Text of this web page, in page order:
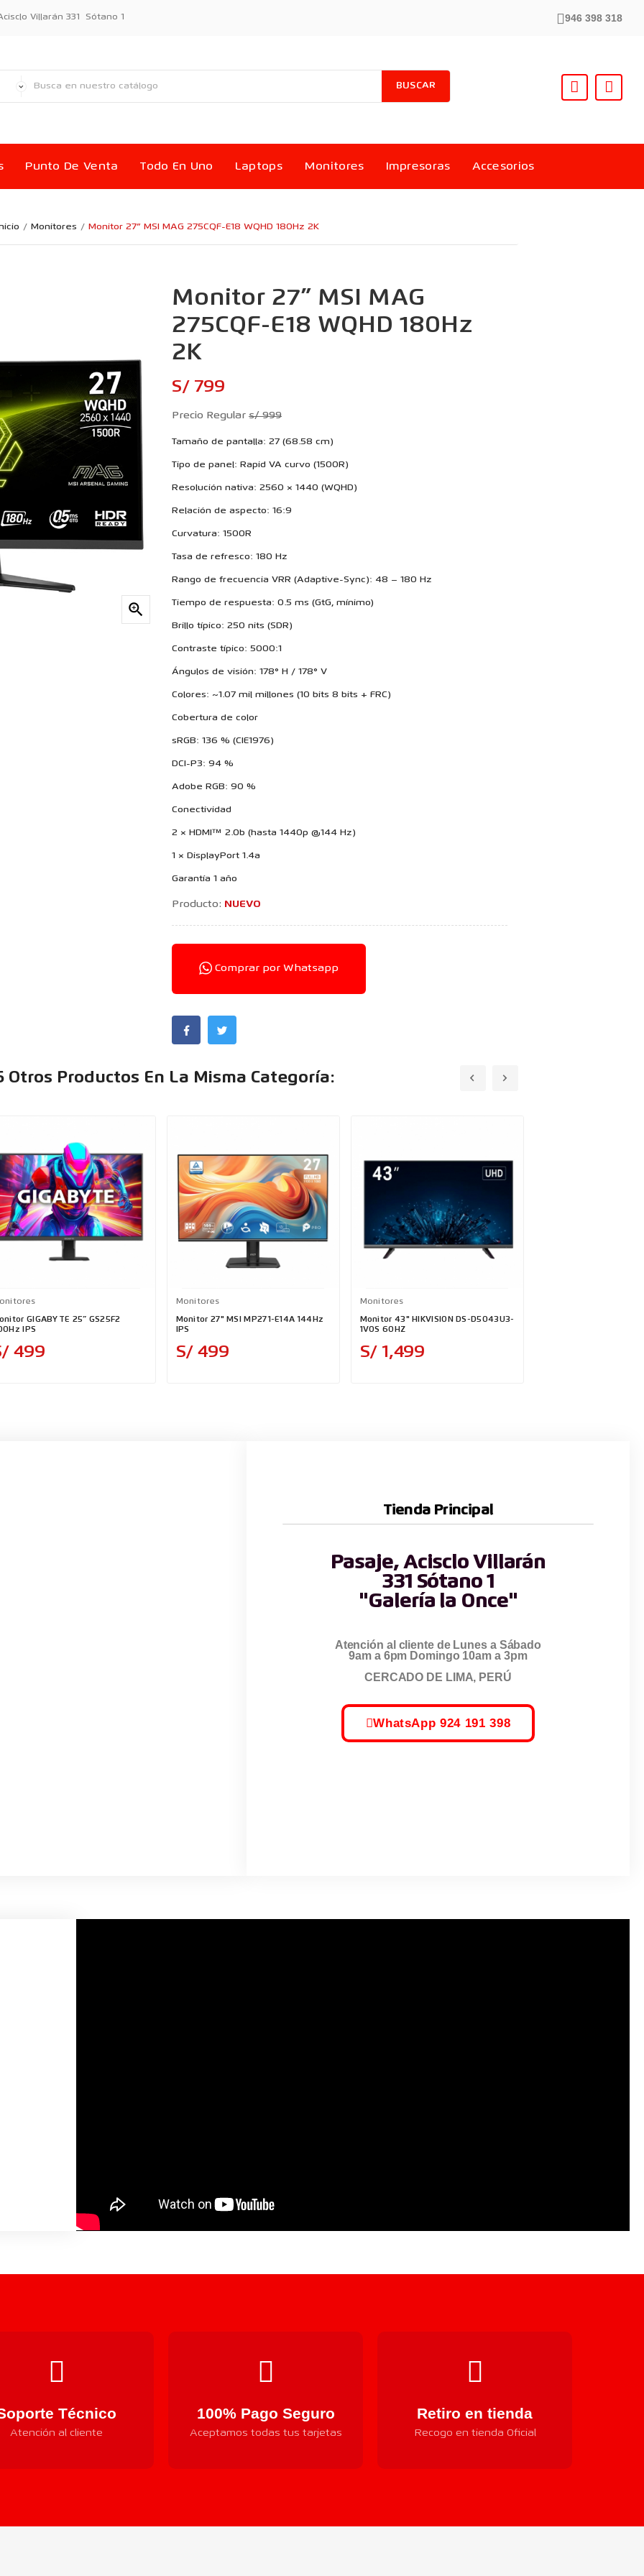
Villarán 331 Sótano 1 946 398 318
BUSCAR
Punto De Venta Todo En Uno Laptops Monitores Impresoras Accesorios
Monitores Monitor 27” MSI MAG 275CQF-E18 WQHD 180Hz 2K

Monitor 27” MSI MAG
275CQF-E18 WQHD 180Hz
2K
S/ 799
Precio Regular s/ 999
Tamaño de pantalla: 27 (68.58 cm)
Tipo de panel: Rapid VA curvo (1500R)
Resolución nativa: 2560 × 1440 (WQHD)
Relación de aspecto: 16:9
Curvatura: 1500R
Tasa de refresco: 180 Hz
Rango de frecuencia VRR (Adaptive-Sync): 48 – 180 Hz
Tiempo de respuesta: 0.5 ms (GtG, mínimo)
Brillo típico: 250 nits (SDR)
Contraste típico: 5000:1
Ángulos de visión: 178° H / 178° V
Colores: ~1.07 mil millones (10 bits 8 bits + FRC)
Cobertura de color
sRGB: 136 % (CIE1976)
DCI-P3: 94 %
Adobe RGB: 90 %
Conectividad
2 × HDMI™ 2.0b (hasta 1440p @144 Hz)
1 × DisplayPort 1.4a
Garantía 1 año
Producto: NUEVO
Comprar por Whatsapp
Otros Productos En La Misma Categoría:
GIGABYTE 25” GS25F2
IPS
499
Monitores
Monitor 27" MSI MP271-E14A 144Hz
IPS
S/ 499
Monitores
Monitor 43" HIKVISION DS-D5043U3-
1VOS 60HZ
S/ 1,499
Tienda Principal
Pasaje, Acisclo Villarán
331 Sótano 1
"Galería la Once"
Atención al cliente de Lunes a Sábado
9am a 6pm Domingo 10am a 3pm
CERCADO DE LIMA, PERÚ
WhatsApp 924 191 398
Técnico
Atención al cliente
100% Pago Seguro
Aceptamos todas tus tarjetas
Retiro en tienda
Recogo en tienda Oficial